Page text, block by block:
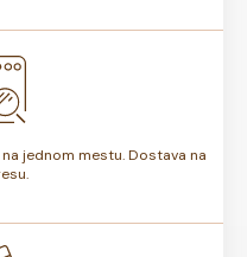
jednom mestu. Dostava na